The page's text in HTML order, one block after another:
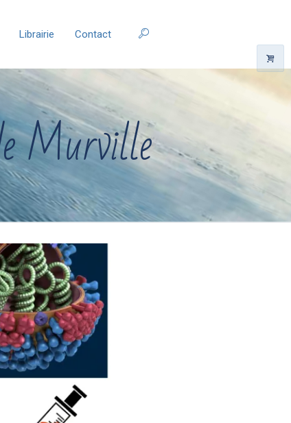
Librairie Contact
Murville